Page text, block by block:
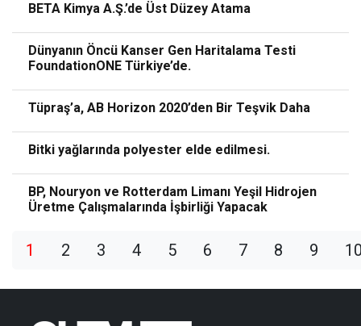
BETA Kimya A.Ş.’de Üst Düzey Atama
Dünyanın Öncü Kanser Gen Haritalama Testi
FoundationONE Türkiye’de.
Tüpraş’a, AB Horizon 2020’den Bir Teşvik Daha
Bitki yağlarında polyester elde edilmesi.
BP, Nouryon ve Rotterdam Limanı Yeşil Hidrojen
Üretme Çalışmalarında İşbirliği Yapacak
1 2 3 4 5 6 7 8 9